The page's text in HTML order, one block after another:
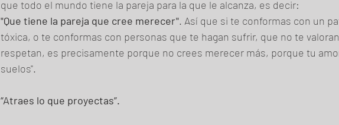
que todo el mundo tiene la pareja para la que le alcanza, es decir:
"Que tiene la pareja que cree merecer". Así que si te conformas con un
tóxica, o te conformas con personas que te hagan sufrir, que no te
respetan, es precisamente porque no crees merecer más, porque tu
suelos".
“Atraes lo que proyectas”.